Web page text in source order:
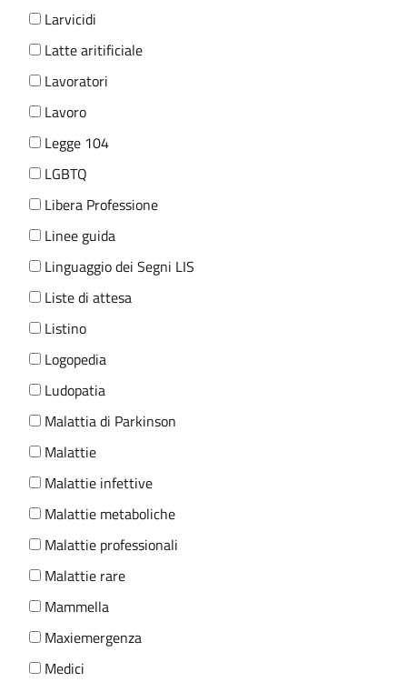
Larvicidi
Latte aritificiale
Lavoratori
Lavoro
Legge 104
LGBTQ
Libera Professione
Linee guida
Linguaggio dei Segni LIS
Liste di attesa
Listino
Logopedia
Ludopatia
Malattia di Parkinson
Malattie
Malattie infettive
Malattie metaboliche
Malattie professionali
Malattie rare
Mammella
Maxiemergenza
Medici